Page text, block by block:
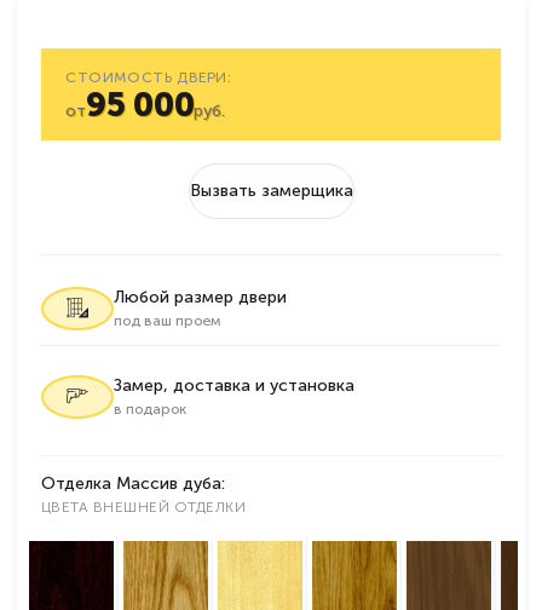
СТОИМОСТЬ ДВЕРИ:
от95 000руб.
Вызвать замерщика
Любой размер двери
под ваш проем
Замер, доставка и установка
в подарок
Отделка Массив дуба:
ЦВЕТА ВНЕШНЕЙ ОТДЕЛКИ